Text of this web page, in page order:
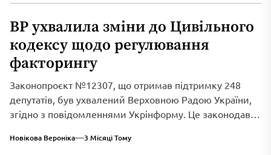
ВР ухвалила зміни до Цивільного
кодексу щодо регулювання
факторингу
Законопроєкт №12307, що отримав підтримку 248
депутатів, був ухвалений Верховною Радою України,
згідно з повідомленнями Укрінформу. Це законодавче
Новікова Вероніка 3 Місяці Тому